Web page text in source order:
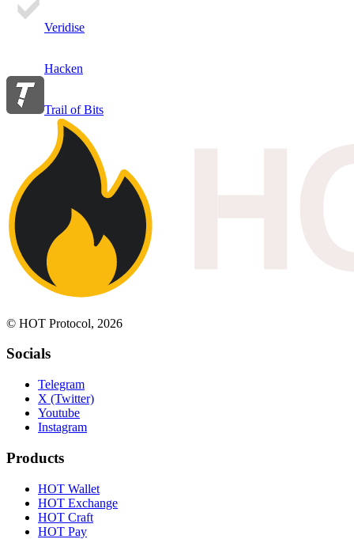
Veridise
Hacken
Trail of Bits
© HOT Protocol, 2026
Socials
Telegram
X (Twitter)
Youtube
Instagram
Products
HOT Wallet
HOT Exchange
HOT Craft
HOT Pay